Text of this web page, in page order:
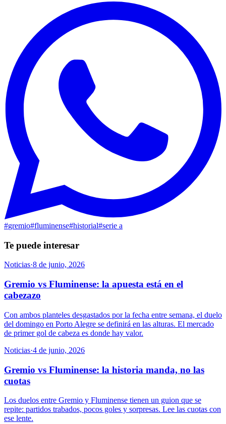
#gremio#fluminense#historial#serie a
Te puede interesar
Noticias·8 de junio, 2026
Gremio vs Fluminense: la apuesta está en el
cabezazo
Con ambos planteles desgastados por la fecha entre semana, el duelo
del domingo en Porto Alegre se definirá en las alturas. El mercado
de primer gol de cabeza es donde hay valor.
Noticias·4 de junio, 2026
Gremio vs Fluminense: la historia manda, no las
cuotas
Los duelos entre Gremio y Fluminense tienen un guion que se
repite: partidos trabados, pocos goles y sorpresas. Lee las cuotas con
ese lente.